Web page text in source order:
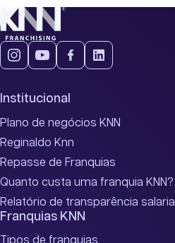
Institucional
Plano de negócios KNN
Reginaldo Knn
Repasse de Franquias
Quanto custa uma franquia KNN?
Relatório de transparência salarial
Franquias KNN
Tipos de franquias